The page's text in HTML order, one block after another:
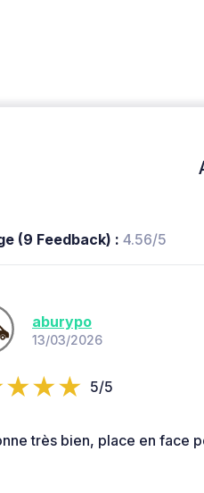
(9 Feedback) : 4.56/5
aburypo
13/03/2026
5/5
très bien, place en face